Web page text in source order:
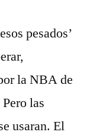
pesados’
la NBA de
las
usaran. El